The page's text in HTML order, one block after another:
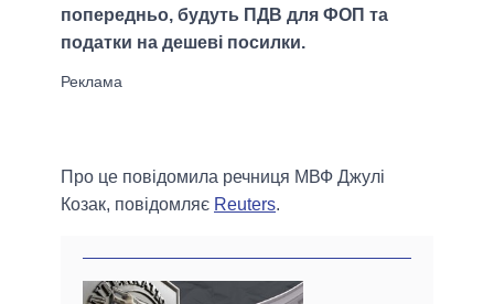
попередньо, будуть ПДВ для ФОП та
податки на дешеві посилки.
Про це повідомила речниця МВФ Джулі
Козак, повідомляє Reuters.